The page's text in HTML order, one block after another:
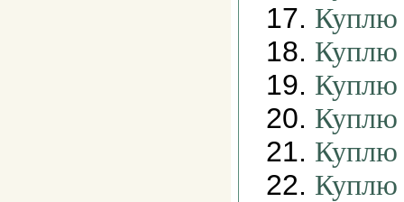
17. Куплю
18. Куплю
19. Куплю
20. Куплю
21. Куплю
22. Куплю